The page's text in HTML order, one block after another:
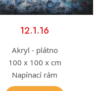
12.1.16
Akryl - plátno
100 x 100 x cm
Napínací rám